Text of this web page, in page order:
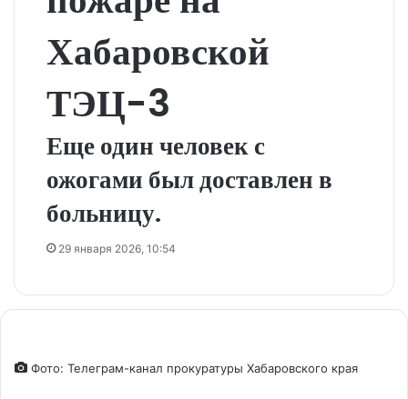
Хабаровской
ТЭЦ-3
Еще один человек с
ожогами был доставлен в
больницу.
29 января 2026, 10:54
Фото: Телеграм-канал прокуратуры Хабаровского края